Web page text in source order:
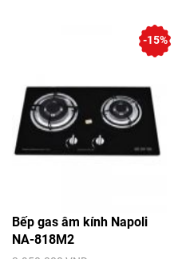
Bếp gas âm kính Napoli
NA-818M2
-15%